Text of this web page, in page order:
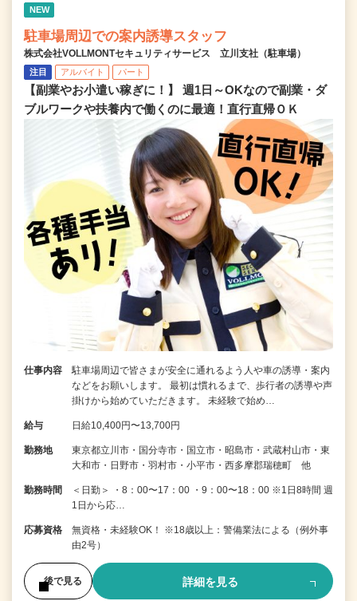
NEW
駐車場周辺での案内誘導スタッフ
株式会社VOLLMONTセキュリティサービス 立川支社（駐車場）
注目 アルバイト パート
【副業やお小遣い稼ぎに！】 週1日～OKなので副業・ダ
ブルワークや扶養内で働くのに最適！直行直帰ＯＫ
仕事内容
駐車場周辺で皆さまが安全に通れるよう人や車の誘導・案内
などをお願いします。 最初は慣れるまで、歩行者の誘導や声
掛けから始めていただきます。 未経験で始め…
給与 日給10,400円〜13,700円
勤務地
東京都立川市・国分寺市・国立市・昭島市・武蔵村山市・東
大和市・日野市・羽村市・小平市・西多摩郡瑞穂町 他
勤務時間
＜日勤＞ ・8：00〜17：00 ・9：00〜18：00 ※1日8時間 週
1日から応…
応募資格
無資格・未経験OK！ ※18歳以上：警備業法による（例外事
由2号）
後で見る 詳細を見る